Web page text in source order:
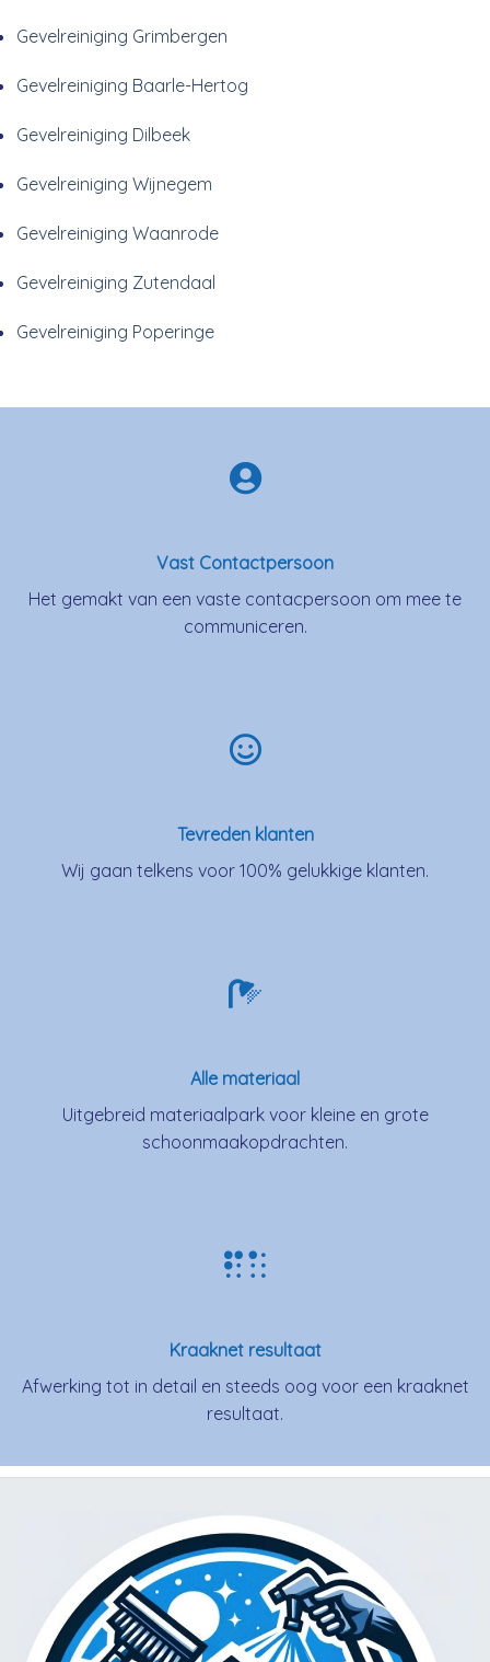
Gevelreiniging Grimbergen
Gevelreiniging Baarle-Hertog
Gevelreiniging Dilbeek
Gevelreiniging Wijnegem
Gevelreiniging Waanrode
Gevelreiniging Zutendaal
Gevelreiniging Poperinge
Vast Contactpersoon
Het gemakt van een vaste contacpersoon om mee te
communiceren.
Tevreden klanten
Wij gaan telkens voor 100% gelukkige klanten.
Alle materiaal
Uitgebreid materiaalpark voor kleine en grote
schoonmaakopdrachten.
Kraaknet resultaat
Afwerking tot in detail en steeds oog voor een kraaknet
resultaat.